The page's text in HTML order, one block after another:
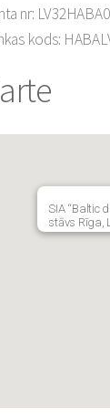
nr:
kods:
SIA “Baltic
stāvs Rīga,